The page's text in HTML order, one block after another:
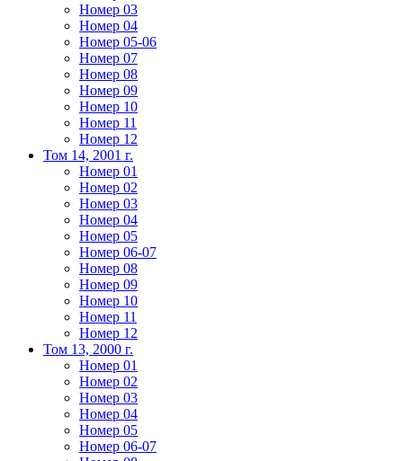
Номер 03
Номер 04
Номер 05-06
Номер 07
Номер 08
Номер 09
Номер 10
Номер 11
Номер 12
Том 14, 2001 г.
Номер 01
Номер 02
Номер 03
Номер 04
Номер 05
Номер 06-07
Номер 08
Номер 09
Номер 10
Номер 11
Номер 12
Том 13, 2000 г.
Номер 01
Номер 02
Номер 03
Номер 04
Номер 05
Номер 06-07